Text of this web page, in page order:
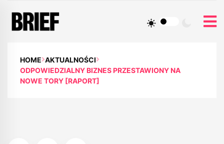
HOME AKTUALNOŚCI
ODPOWIEDZIALNY BIZNES PRZESTAWIONY NA
NOWE TORY [RAPORT]